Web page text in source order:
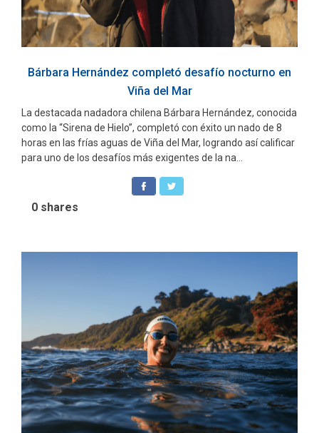
Bárbara Hernández completó desafío nocturno en
Viña del Mar
La destacada nadadora chilena Bárbara Hernández, conocida
como la “Sirena de Hielo”, completó con éxito un nado de 8
horas en las frías aguas de Viña del Mar, logrando así calificar
para uno de los desafíos más exigentes de la na...
0 shares